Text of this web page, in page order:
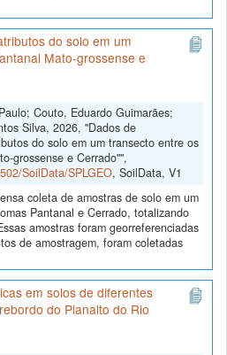
do solo em um
Mato-grossense e
Couto, Eduardo Guimarães;
Silva, 2026, "Dados de
do solo em um transecto entre os
grossense e Cerrado"",
SoilData/SPLGEO, SoilData, V1
coleta de amostras de solo em um
Pantanal e Cerrado, totalizando
amostras foram georreferenciadas
de amostragem, foram coletadas
em solos de diferentes
do Planalto do Rio